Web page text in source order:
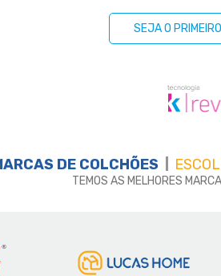
SEJA O
DE COLCHÕES
TEMOS AS MELHORES